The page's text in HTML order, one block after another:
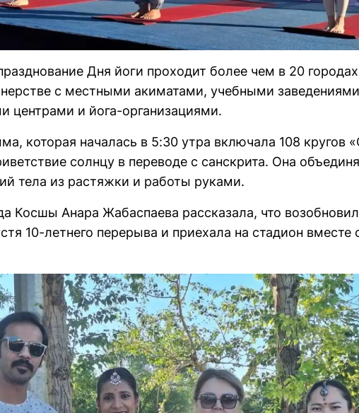
Дня йоги проходит более чем в 20 городах
с местными акиматами, учебными
центрами и йога-организациями.
которая началась в 5:30 утра включала 108 кругов
солнцу в переводе с санскрита. Она
тела из растяжки и работы руками.
Косшы Анара Жабаспаева рассказала, что
10-летнего перерыва и приехала на стадион вместе